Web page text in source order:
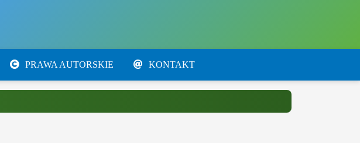
PRAWA AUTORSKIE KONTAKT